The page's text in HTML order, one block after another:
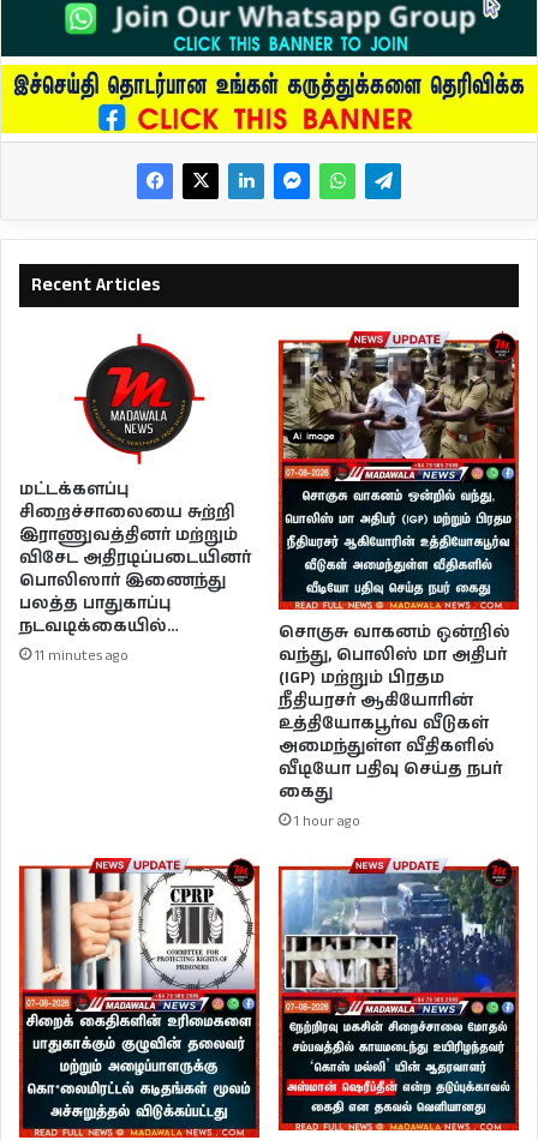
Recent Articles
மட்டக்களப்பு
சிறைச்சாலையை சுற்றி
இராணுவத்தினர் மற்றும்
விசேட அதிரடிப்படையினர்
பொலிஸார் இணைந்து
பலத்த பாதுகாப்பு
நடவடிக்கையில்…
11 minutes ago
சொகுசு வாகனம் ஒன்றில்
வந்து, பொலிஸ் மா அதிபர்
(IGP) மற்றும் பிரதம
நீதியரசர் ஆகியோரின்
உத்தியோகபூர்வ வீடுகள்
அமைந்துள்ள வீதிகளில்
வீடியோ பதிவு செய்த நபர்
கைது
1 hour ago